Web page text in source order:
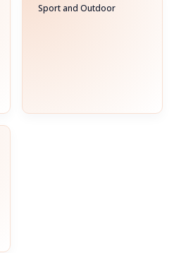
Sport and Outdoor